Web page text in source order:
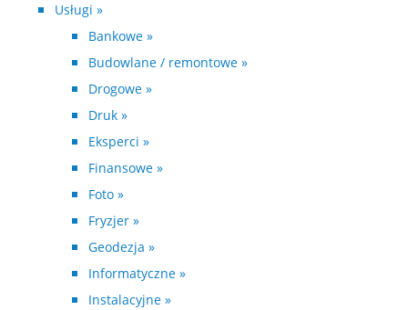
Usługi »
Bankowe »
Budowlane / remontowe »
Drogowe »
Druk »
Eksperci »
Finansowe »
Foto »
Fryzjer »
Geodezja »
Informatyczne »
Instalacyjne »